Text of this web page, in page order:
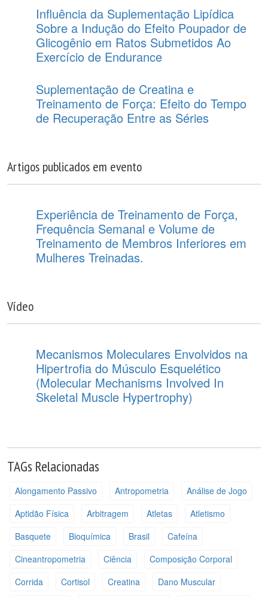
Influência da Suplementação Lipídica
Sobre a Indução do Efeito Poupador de
Glicogênio em Ratos Submetidos Ao
Exercício de Endurance
Suplementação de Creatina e
Treinamento de Força: Efeito do Tempo
de Recuperação Entre as Séries
Artigos publicados em evento
Experiência de Treinamento de Força,
Frequência Semanal e Volume de
Treinamento de Membros Inferiores em
Mulheres Treinadas.
Vídeo
Mecanismos Moleculares Envolvidos na
Hipertrofia do Músculo Esquelético
(Molecular Mechanisms Involved In
Skeletal Muscle Hypertrophy)
TAGs Relacionadas
Alongamento Passivo Antropometria
Análise de Jogo
Aptidão Física
Arbitragem Atletas
Atletismo
Basquete
Bioquímica Brasil
Cafeína
Cineantropometria
Ciência
Composição Corporal
Corrida
Cortisol Creatina
Dano Muscular